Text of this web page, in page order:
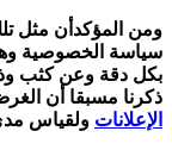
ومن المؤكدأن مثل
سياسة الخصوصية وهي
بكل دقة وعن كثب
ذكرنا مسبقا أن
الإعلانات ولقياس